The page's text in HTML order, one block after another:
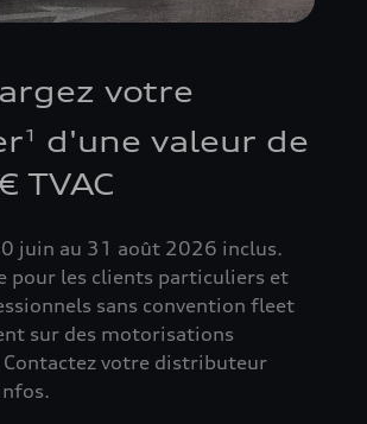
votre
1
d'une valeur de
TVAC
juin au 31 août 2026 inclus.
pour les clients particuliers et
sans convention fleet
sur des motorisations
Contactez votre distributeur